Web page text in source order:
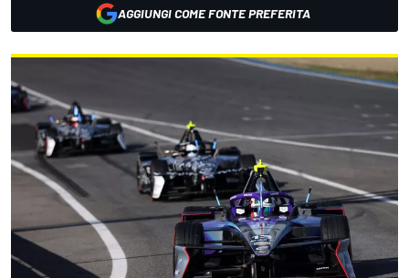
AGGIUNGI COME FONTE PREFERITA